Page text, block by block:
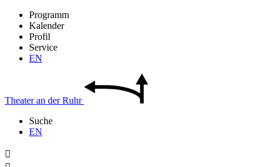
Programm
Kalender
Profil
Service
EN
Theateran derRuhr
Suche
EN
